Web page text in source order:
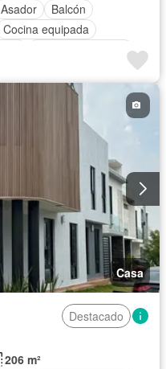
Asador
Balcón
Cocina equipada
Zonas verdes
Casa
Destacado
206 m²